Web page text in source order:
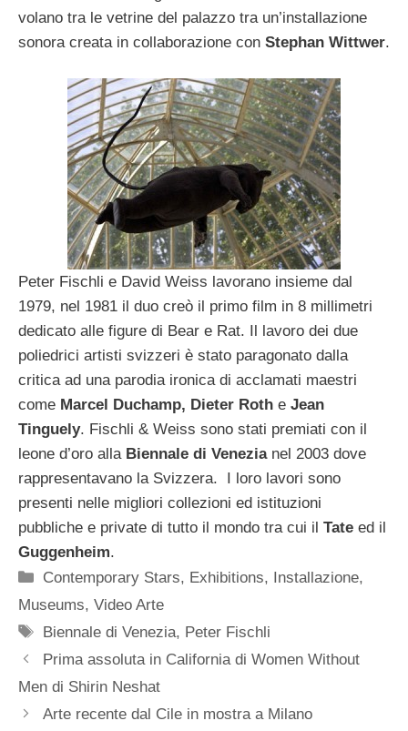
volano tra le vetrine del palazzo tra un’installazione
sonora creata in collaborazione con Stephan Wittwer.
Peter Fischli e David Weiss lavorano insieme dal
1979, nel 1981 il duo creò il primo film in 8 millimetri
dedicato alle figure di Bear e Rat. Il lavoro dei due
poliedrici artisti svizzeri è stato paragonato dalla
critica ad una parodia ironica di acclamati maestri
come Marcel Duchamp, Dieter Roth e Jean
Tinguely. Fischli & Weiss sono stati premiati con il
leone d’oro alla Biennale di Venezianel 2003 dove
rappresentavano la Svizzera. I loro lavori sono
presenti nelle migliori collezioni ed istituzioni
pubbliche e private di tutto il mondo tra cui il Tate ed il
Guggenheim.
Categorie
Contemporary Stars, Exhibitions, Installazione,
Museums, Video Arte
Tag
Biennale di Venezia, Peter Fischli
Prima assoluta in California di Women Without
Men di Shirin Neshat
Arte recente dal Cile in mostra a Milano